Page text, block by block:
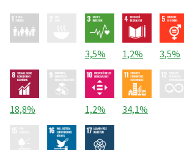
3,5% 1,2% 3,5%
18,8% 1,2% 34,1%